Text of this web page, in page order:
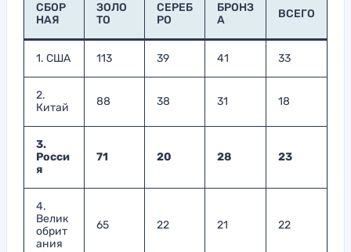
СБОР
НАЯ
ЗОЛО
ТО
СЕРЕБ
РО
БРОНЗ
А
ВСЕГО
1. США 113 39 41 33
2.
Китай
88 38 31 18
3.
Росси
я
71 20 28 23
4.
Велик
обрит
ания
65 22 21 22